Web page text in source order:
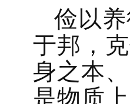
俭以
于邦，
身之本
是物质